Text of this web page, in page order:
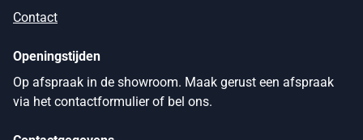
Contact
Openingstijden
Op afspraak in de showroom. Maak gerust een afspraak
via het contactformulier of bel ons.